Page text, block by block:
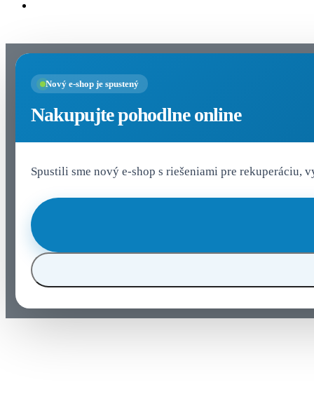
Nový e-shop je spustený
Nakupujte pohodlne online
Spustili sme nový e-shop s riešeniami pre rekuperáciu,